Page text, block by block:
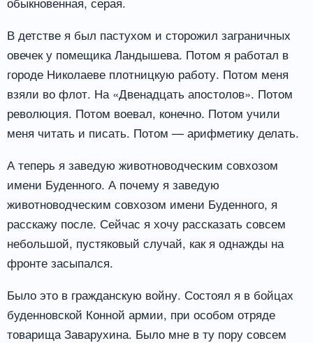
В детстве я был пастухом и сторожил заграничных
овечек у помещика Ландышева. Потом я работал в
городе Николаеве плотницкую работу. Потом меня
взяли во флот. На «Двенадцать апостолов». Потом
революция. Потом воевал, конечно. Потом учили
меня читать и писать. Потом — арифметику делать.
А теперь я заведую животноводческим совхозом
имени Буденного. А почему я заведую
животноводческим совхозом имени Буденного, я
расскажу после. Сейчас я хочу рассказать совсем
небольшой, пустяковый случай, как я однажды на
фронте засыпался.
Было это в гражданскую войну. Состоял я в бойцах
буденновской Конной армии, при особом отряде
товарища Заварухина. Было мне в ту пору совсем